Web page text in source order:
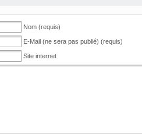
Nom (requis)
E-Mail (ne sera pas publié) (requis)
Site internet